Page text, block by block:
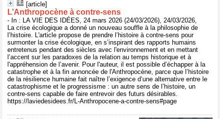
[article]
L’Anthropocène à contre-sens
- In : LA VIE DES IDÉES, 24 mars 2026 (24/03/2026), 24/03/2026,
La crise écologique a donné un nouveau souffle à la philosophie de
l’histoire. L'article propose de prendre l’histoire à contre-sens pour
surmonter la crise écologique, en s’inspirant des rapports humains
entretenus pendant des siècles avec l'environnement et en mettant
l’accent sur les paradoxes de la relation au temps historique et à
l'appréhension de l’avenir. Pour l'auteur, il est possible d’échapper à la
catastrophe et à la fin annoncée de l'Anthropocène, parce que l’histoire
de la résilience humaine fait naître l’exigence d’une alternative entre le
catastrophisme et le progressisme : un autre sens de l’histoire, un
contre-sens capable de faire entrevoir des futurs désirables.
https://laviedesidees.fr/L-Anthropocene-a-contre-sens#page